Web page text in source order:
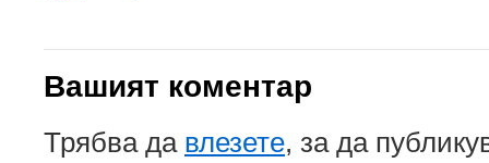
Вашият коментар
Трябва да влезете, за да